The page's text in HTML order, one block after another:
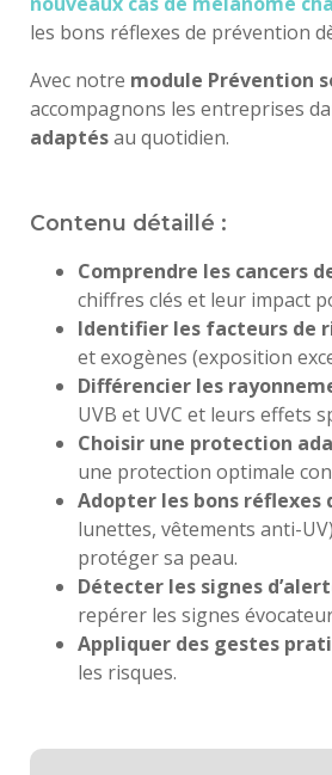
les bons réflexes de prévention
Avec notre module Prévention
accompagnons les entreprises
adaptésau quotidien.
Contenu détaillé :
Comprendre les cancers
chiffres clés et leur impact
Identifier les facteurs de
et exogènes (exposition
Différencier les
UVB et UVC et leurs effets
Choisir une protection
une protection optimale
Adopter les bons réflexes
lunettes, vêtements anti-
protéger sa peau.
Détecter les signes
repérer les signes
Appliquer des gestes
les risques.